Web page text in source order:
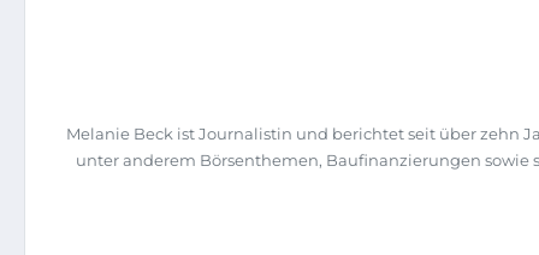
Melanie Beck ist Journalistin und berichtet seit über zehn
unter anderem Börsenthemen, Baufinanzierungen